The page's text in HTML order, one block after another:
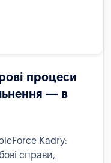
процеси
— в
Kadry:
справи,